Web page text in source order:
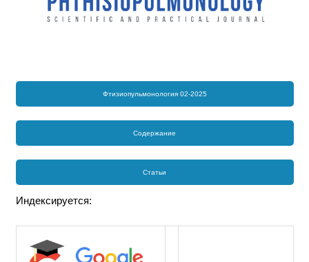
Фтизиопульмонология 02-2025
Содержание
Статьи
Индексируется: